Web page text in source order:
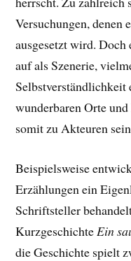
Versuchungen,
ausgesetzt wird.
auf als Szenerie,
wunderbaren Orte
somit zu Akteuren
Beispielsweise
Erzählungen ein
Schriftsteller
KurzgeschichteEin
die Geschichte spielt